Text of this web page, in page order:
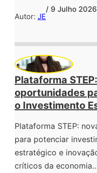
Autor: JE
/ 9 Julho 2026
Plataforma
oportunidades
o Investimento
Plataforma STEP:
para potenciar
estratégico e
críticos da